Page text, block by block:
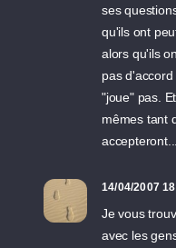
ses
qu'ils ont
alors qu'ils
pas
"joue" pas.
mêmes tant
accepteront...
14/04/2007
Je vous
avec les